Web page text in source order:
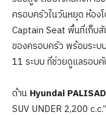
ครอบครัวในวันหยุด ห้อง
Captain Seat พื้นที่เก็บ
ของครอบครัว พร้อมระ
11 ระบบ ที่ช่วยดูแลรอบคั
ด้าน Hyundai
SUV UNDER 2,200